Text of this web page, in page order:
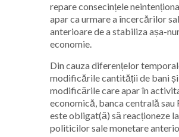
repare consecințele
apar ca urmare a încercărilor
anterioare de a stabiliza așa-
economie.
Din cauza diferențelor
modificările cantității de bani și
modificările care apar în
economică, banca centrală sau
este obligat(ă) să reacționeze
politicilor sale monetare